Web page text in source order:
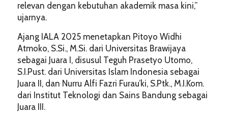
relevan dengan kebutuhan akademik masa kini,”
ujarnya.
Ajang IALA 2025 menetapkan Pitoyo Widhi
Atmoko, S.Si., M.Si. dari Universitas Brawijaya
sebagai Juara I, disusul Teguh Prasetyo Utomo,
S.I.Pust. dari Universitas Islam Indonesia sebagai
Juara II, dan Nurru Alfi Fazri Furau’ki, S.Ptk., M.I.Kom.
dari Institut Teknologi dan Sains Bandung sebagai
Juara III.